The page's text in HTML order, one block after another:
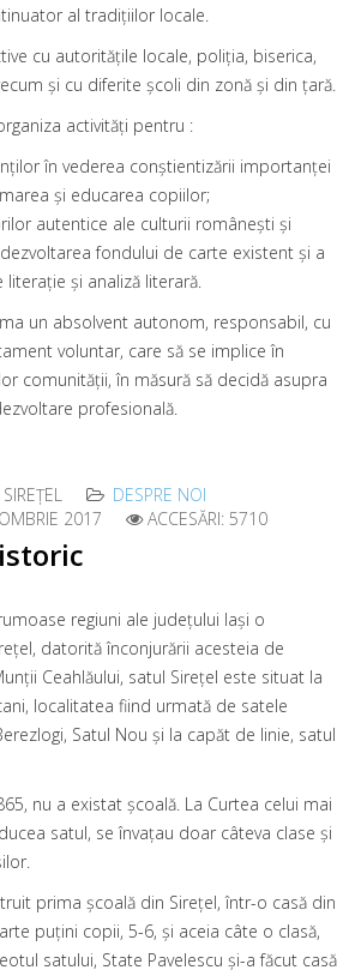
al tradiţiilor locale.
cu autorităţile locale, poliţia, biserica,
şi cu diferite şcoli din zonă şi din ţară.
activităţi pentru :
în vederea conştientizării importanţei
şi educarea copiilor;
autentice ale culturii româneşti şi
fondului de carte existent şi a
şi analiză literară.
un absolvent autonom, responsabil, cu
voluntar, care să se implice în
comunităţii, în măsură să decidă asupra
profesională.
DESPRE NOI
2017
ACCESĂRI: 5710
regiuni ale judeţului Iaşi o
datorită înconjurării acesteia de
Ceahlăului, satul Sireţel este situat la
localitatea fiind urmată de satele
Satul Nou şi la capăt de linie, satul
nu a existat şcoală. La Curtea celui mai
satul, se învaţau doar câteva clase şi
prima şcoală din Sireţel, într-o casă din
puţini copii, 5-6, şi aceia câte o clasă,
satului, State Pavelescu şi-a făcut casă